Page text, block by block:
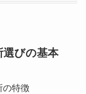
びの基本
の特徴